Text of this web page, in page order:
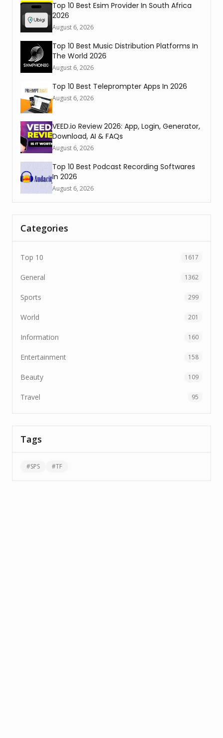
Top 10 Best Esim Provider In South Africa
2026
August 6, 2026
Top 10 Best Music Distribution Platforms In
The World 2026
August 6, 2026
Top 10 Best Teleprompter Apps In 2026
August 6, 2026
VEED.io Review 2026: App, Login, Generator,
Download, AI & FAQs
August 6, 2026
Top 10 Best Podcast Recording Softwares
In 2026
August 6, 2026
Categories
Top 10 1617
General 1362
Sports 299
World 201
Information 160
Entertainment 158
Beauty 109
Travel 95
Tags
#SPS #TF